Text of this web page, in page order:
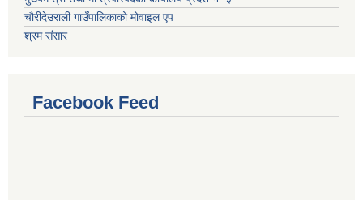
चौरीदेउराली गाउँपालिकाको मोवाइल एप
श्रम संसार
Facebook Feed